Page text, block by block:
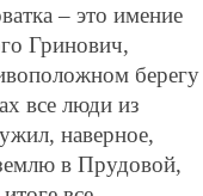
– это имение
Гринович,
берегу
все люди из
наверное,
в Прудовой,